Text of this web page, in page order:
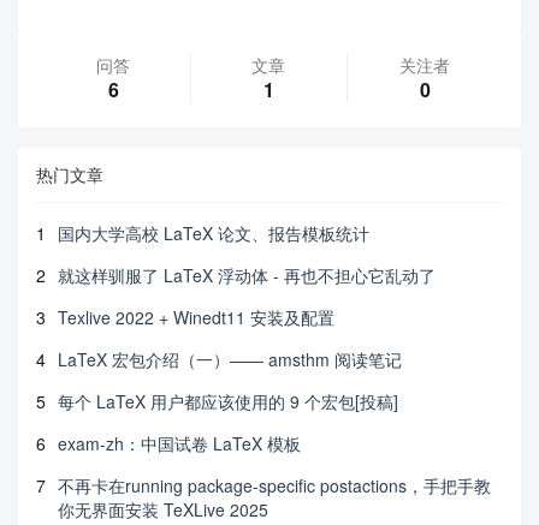
问答
6
文章
1
关注者
0
热门文章
1
国内大学高校 LaTeX 论文、报告模板统计
2 就这样驯服了 LaTeX 浮动体 - 再也不担心它乱动了
3 Texlive 2022 + Winedt11 安装及配置
4 LaTeX 宏包介绍（一）—— amsthm 阅读笔记
5 每个 LaTeX 用户都应该使用的 9 个宏包[投稿]
6 exam-zh：中国试卷 LaTeX 模板
7 不再卡在running package-specific postactions，手把手教
你无界面安装 TeXLive 2025